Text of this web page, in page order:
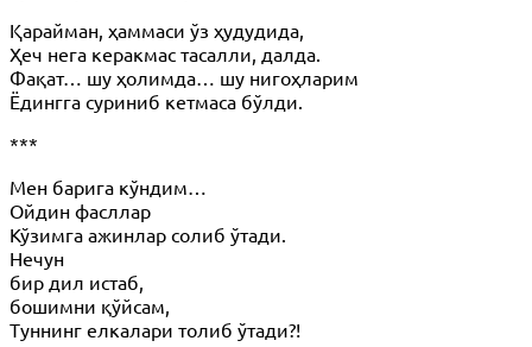
Қарайман, ҳаммаси ўз ҳудудида,
Ҳеч нега керакмас тасалли, далда.
Фақат… шу ҳолимда… шу нигоҳларим
Ёдингга суриниб кетмаса бўлди.
***
Мен барига кўндим…
Ойдин фасллар
Кўзимга ажинлар солиб ўтади.
Нечун
бир дил истаб,
бошимни қўйсам,
Туннинг елкалари толиб ўтади?!